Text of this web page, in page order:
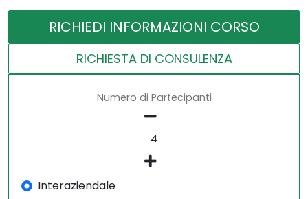
RICHIEDI INFORMAZIONI CORSO
RICHIESTA DI CONSULENZA
Numero di Partecipanti
Interaziendale